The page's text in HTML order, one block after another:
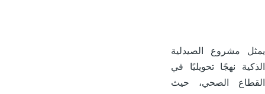
مشروع الصيدلية
نهجًا تحويليًا في
الصحي، حيث